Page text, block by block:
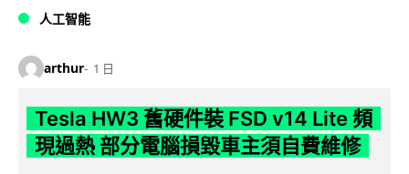
人工智能
arthur 1 日
Tesla HW3 舊硬件裝 FSD v14 Lite 頻
現過熱 部分電腦損毀車主須自費維修